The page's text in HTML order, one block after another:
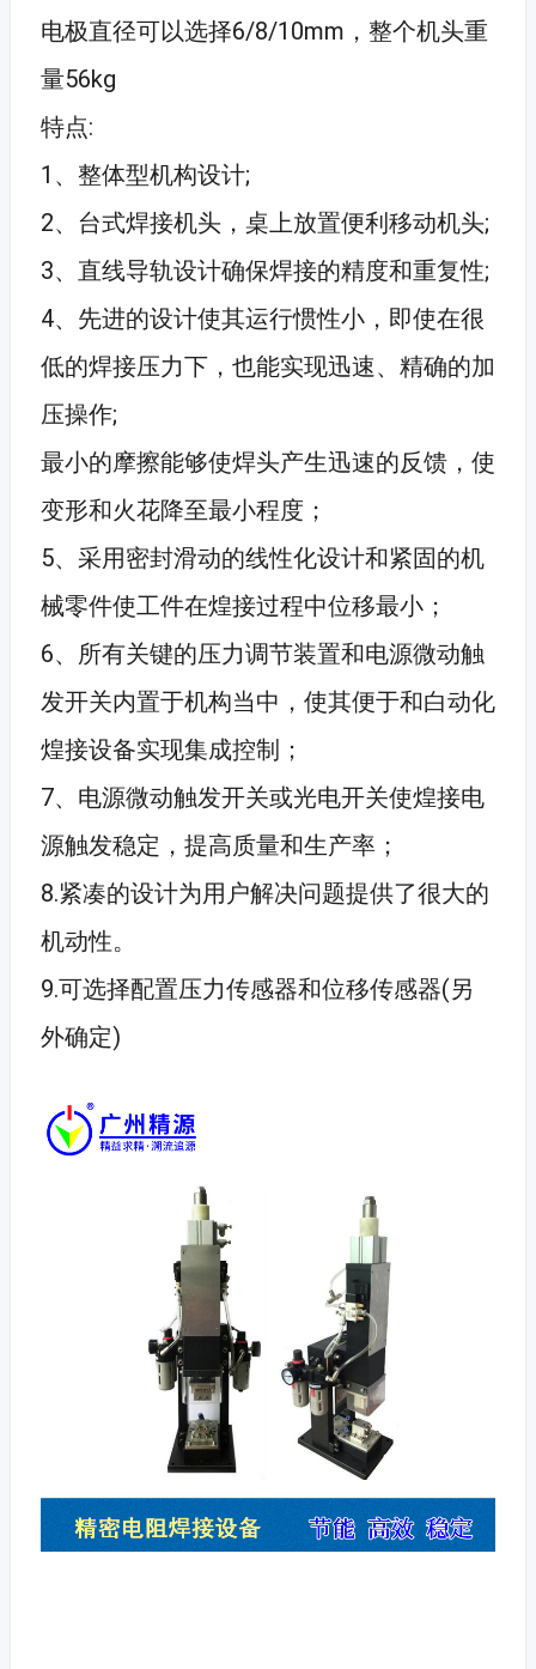
电极直径可以选择6/8/10mm，整个机头重
量56kg
特点:
1、整体型机构设计;
2、台式焊接机头，桌上放置便利移动机头;
3、直线导轨设计确保焊接的精度和重复性;
4、先进的设计使其运行惯性小，即使在很
低的焊接压力下，也能实现迅速、精确的加
压操作;
最小的摩擦能够使焊头产生迅速的反馈，使
变形和火花降至最小程度；
5、采用密封滑动的线性化设计和紧固的机
械零件使工件在煌接过程中位移最小；
6、所有关键的压力调节装置和电源微动触
发开关内置于机构当中，使其便于和白动化
煌接设备实现集成控制；
7、电源微动触发开关或光电开关使煌接电
源触发稳定，提高质量和生产率；
8.紧凑的设计为用户解决问题提供了很大的
机动性。
9.可选择配置压力传感器和位移传感器(另
外确定)